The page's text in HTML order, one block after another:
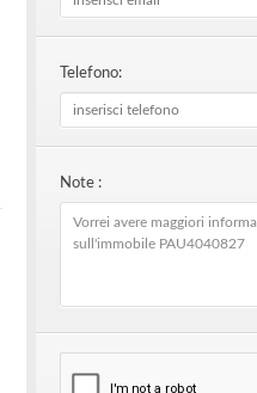
Telefono:
Note :